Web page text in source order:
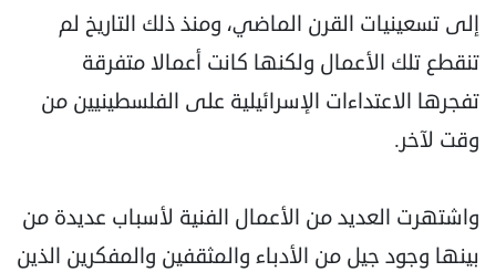
إلى تسعينيات القرن الماضي، ومنذ ذلك التاريخ لم
تنقطع تلك الأعمال ولكنها كانت أعمالا متفرقة
تفجرها الاعتداءات الإسرائيلية على الفلسطينيين من
وقت لآخر.
واشتهرت العديد من الأعمال الفنية لأسباب عديدة من
بينها وجود جيل من الأدباء والمثقفين والمفكرين الذين